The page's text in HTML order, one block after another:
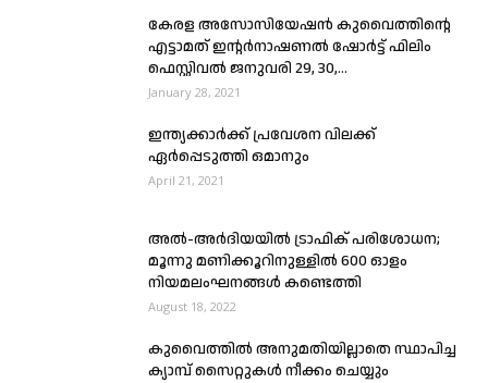
കേരള അസോസിയേഷൻ കുവൈത്തിൻ്റെ
എട്ടാമത്‌ ഇന്റർനാഷണൽ ഷോർട്ട് ഫിലിം
ഫെസ്റ്റിവൽ ജനുവരി 29, 30,...
January 28, 2021
ഇന്ത്യക്കാർക്ക് പ്രവേശന വിലക്ക്
ഏർപ്പെടുത്തി ഒമാനും
April 21, 2021
അൽ-അർദിയയിൽ ട്രാഫിക് പരിശോധന;
മൂന്നു മണിക്കൂറിനുള്ളിൽ 600 ഓളം
നിയമലംഘനങ്ങൾ കണ്ടെത്തി
August 18, 2022
കുവൈത്തിൽ അനുമതിയില്ലാതെ സ്ഥാപിച്ച
ക്യാമ്പ് സൈറ്റുകൾ നീക്കം ചെയ്യും